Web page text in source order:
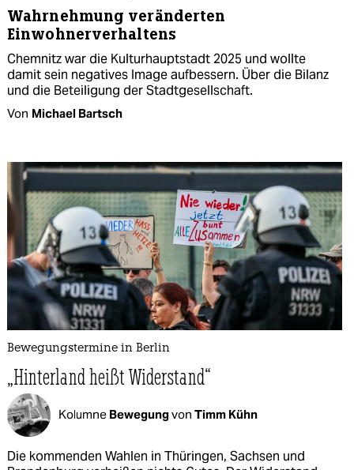
Wahrnehmung veränderten
Einwohnerverhaltens
Chemnitz war die Kulturhauptstadt 2025 und wollte
damit sein negatives Image aufbessern. Über die Bilanz
und die Beteiligung der Stadtgesellschaft.
Von Michael Bartsch
Bewegungstermine in Berlin
„Hinterland heißt Widerstand“
Kolumne Bewegungvon Timm Kühn
Die kommenden Wahlen in Thüringen, Sachsen und